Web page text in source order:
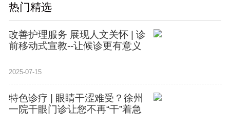
热门精选
改善护理服务 展现人文关怀 | 诊
前移动式宣教--让候诊更有意义
2025-07-15
特色诊疗 | 眼睛干涩难受？徐州
一院干眼门诊让您不再“干”着急